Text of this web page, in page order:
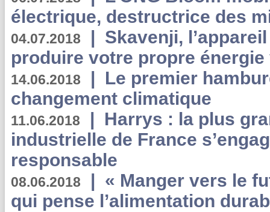
électrique, destructrice des
04.07.2018 | Skavenji,
produire votre propre
14.06.2018 | Le premier
changement climatique
11.06.2018 | Harrys : la plus
industrielle de France
responsable
08.06.2018 | « Manger vers le
qui pense l’alimentation